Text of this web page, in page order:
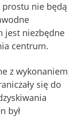
prostu nie będą
jest niezbędne
centrum.
z wykonaniem
się do
był